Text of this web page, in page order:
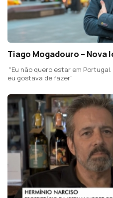
Tiago Mogadouro – Nova
"Eu não quero estar em
eu gostava de fazer"